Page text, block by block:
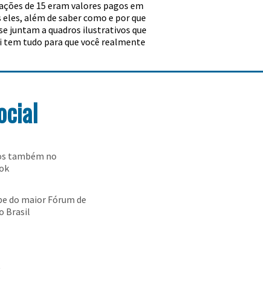
de 15 eram valores pagos em
além de saber como e por que
juntam a quadros ilustrativos que
tudo para que você realmente
também no
do maior Fórum de
Brasil